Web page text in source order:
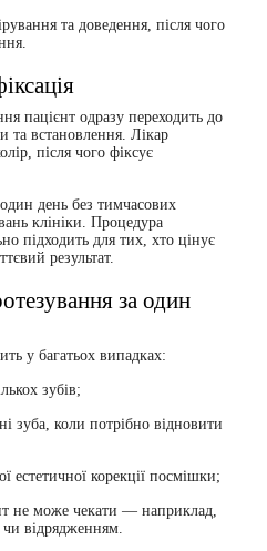
та доведення, після чого
пацієнт одразу переходить до
та встановлення. Лікар
після чого фіксує
день без тимчасових
клініки. Процедура
підходить для тих, хто цінує
результат.
за один
у багатьох випадках:
зубів;
зуба, коли потрібно відновити
естетичної корекції посмішки;
не може чекати — наприклад,
відрядженням.